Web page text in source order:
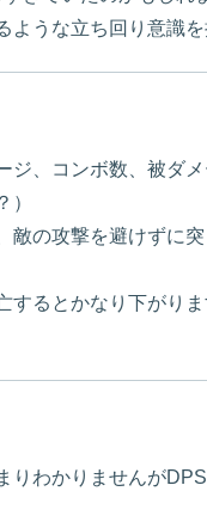
ような立ち回り意識
ジ、コンボ数、被ダ
）
敵の攻撃を避けずに
するとかなり下がり
りわかりませんが